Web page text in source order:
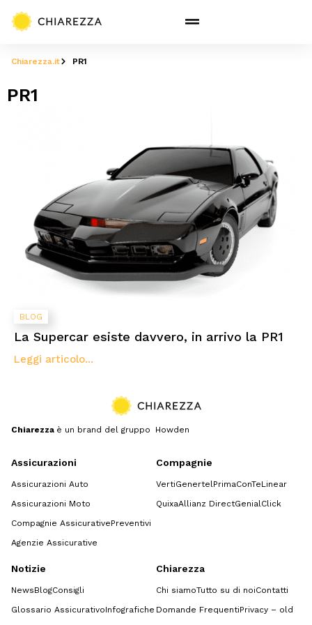
Chiarezza.it PR1
PR1
BLOG
La Supercar esiste davvero, in arrivo la PR1
Leggi articolo...
Chiarezza è un brand del gruppo Howden
Assicurazioni
Assicurazioni Auto
Assicurazioni Moto
Compagnie AssicurativePreventivi
Agenzie Assicurative
Compagnie
VertiGenertel PrimaConTeLinear
QuixaAllianz DirectGenialClick
Notizie
NewsBlogConsigli
Glossario AssicurativoInfografiche
Chiarezza
Chi siamoTutto su di noiContatti
Domande FrequentiPrivacy – old